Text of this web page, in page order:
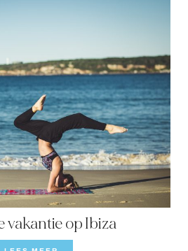
vakantie op Ibiza